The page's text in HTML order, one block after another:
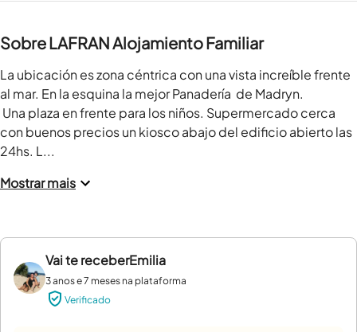
Sobre LAFRAN Alojamiento Familiar
La ubicación es zona céntrica con una vista increíble frente
al mar. En la esquina la mejor Panadería  de Madryn.
con buenos precios un kiosco abajo del edificio abierto las
24hs. L...
Mostrar mais
Vai te receberEmilia
3 anos e 7 meses na plataforma
Verificado